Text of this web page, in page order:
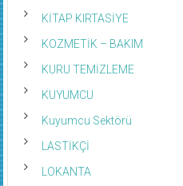
KİTAP KIRTASİYE
KOZMETİK – BAKIM
KURU TEMİZLEME
KUYUMCU
Kuyumcu Sektörü
LASTİKÇİ
LOKANTA